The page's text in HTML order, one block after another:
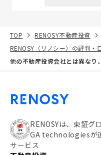
TOP RENOSY不動産投資
RENOSY（リノシー）の評判・
他の不動産投資会社とは異なり
RENOSYは、東証グ
GA technologiesが
サービス